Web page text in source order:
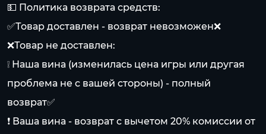
💵 Политика возврата средств:
✅Товар доставлен - возврат невозможен❌
❌Товар не доставлен:
❕ Наша вина (изменилась цена игры или другая
проблема не с вашей стороны) - полный
возврат✅
❗️ Ваша вина - возврат с вычетом 20% комиссии от